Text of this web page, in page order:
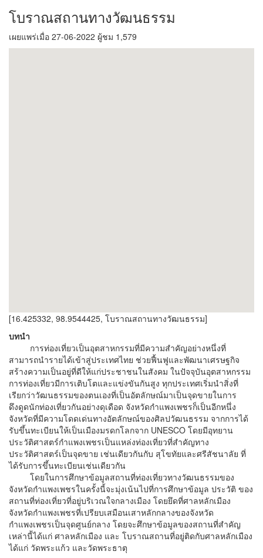
โบราณสถานทางวัฒนธรรม
เผยแพร่เมื่อ 27-06-2022 ผู้ชม 1,579
[16.425332, 98.9544425, โบราณสถานทางวัฒนธรรม]
บทนำ
การท่องเที่ยวเป็นอุตสาหกรรมที่มีความสำคัญอย่างหนึ่งที่
สามารถนำรายได้เข้าสู่ประเทศไทย ช่วยฟื้นฟูและพัฒนาเศรษฐกิจ
สร้างความเป็นอยู่ที่ดีให้แก่ประชาชนในสังคม ในปัจจุบันอุตสาหกรรม
การท่องเที่ยวมีการเติบโตและแข่งขันกันสูง ทุกประเทศเริ่มนำสิ่งที่
เรียกว่าวัฒนธรรมของตนเองที่เป็นอัตลักษณ์มาเป็นจุดขายในการ
ดึงดูดนักท่องเที่ยวกันอย่างดุเดือด จังหวัดกำแพงเพชรก็เป็นอีกหนึ่ง
จังหวัดที่มีความโดดเด่นทางอัตลักษณ์ของศิลปวัฒนธรรม จากการได้
รับขึ้นทะเบียนให้เป็นเมืองมรดกโลกจาก UNESCO โดยมีอุทยาน
ประวัติศาสตร์กำแพงเพชรเป็นแหล่งท่องเที่ยวที่สำคัญทาง
ประวัติศาสตร์เป็นจุดขาย เช่นเดียวกันกับ สุโขทัยและศรีสัชนาลัย ที่
ได้รับการขึ้นทะเบียนเช่นเดียวกัน
โดยในการศึกษาข้อมูลสถานที่ท่องเที่ยวทางวัฒนธรรมของ
จังหวัดกำแพงเพชรในครั้งนี้จะมุ่งเน้นไปที่การศึกษาข้อมูล ประวัติ ของ
สถานที่ท่องเที่ยวที่อยู่บริเวณใจกลางเมือง โดยยึดที่ศาลหลักเมือง
จังหวัดกำแพงเพชรที่เปรียบเสมือนเสาหลักกลางของจังหวัด
กำแพงเพชรเป็นจุดศูนย์กลาง โดยจะศึกษาข้อมูลของสถานที่สำคัญ
เหล่านี้ได้แก่ ศาลหลักเมือง และ โบราณสถานที่อยู่ติดกับศาลหลักเมือง
ได้แก่ วัดพระแก้ว และวัดพระธาตุ